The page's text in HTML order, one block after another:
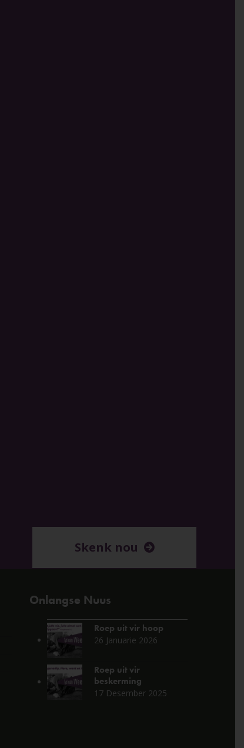
Skenk nou
Onlangse Nuus
Roep uit vir hoop
26 Januarie 2026
Roep uit vir
beskerming
17 Desember 2025